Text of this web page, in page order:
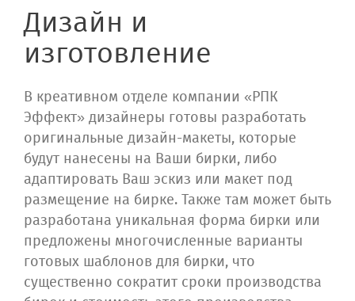
Дизайн и
изготовление
В креативном отделе компании «РПК
Эффект» дизайнеры готовы разработать
оригинальные дизайн-макеты, которые
будут нанесены на Ваши бирки, либо
адаптировать Ваш эскиз или макет под
размещение на бирке. Также там может быть
разработана уникальная форма бирки или
предложены многочисленные варианты
готовых шаблонов для бирки, что
существенно сократит сроки производства